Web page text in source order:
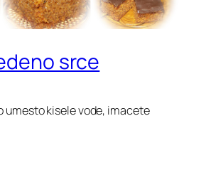
srce
umesto kisele vode, imacete